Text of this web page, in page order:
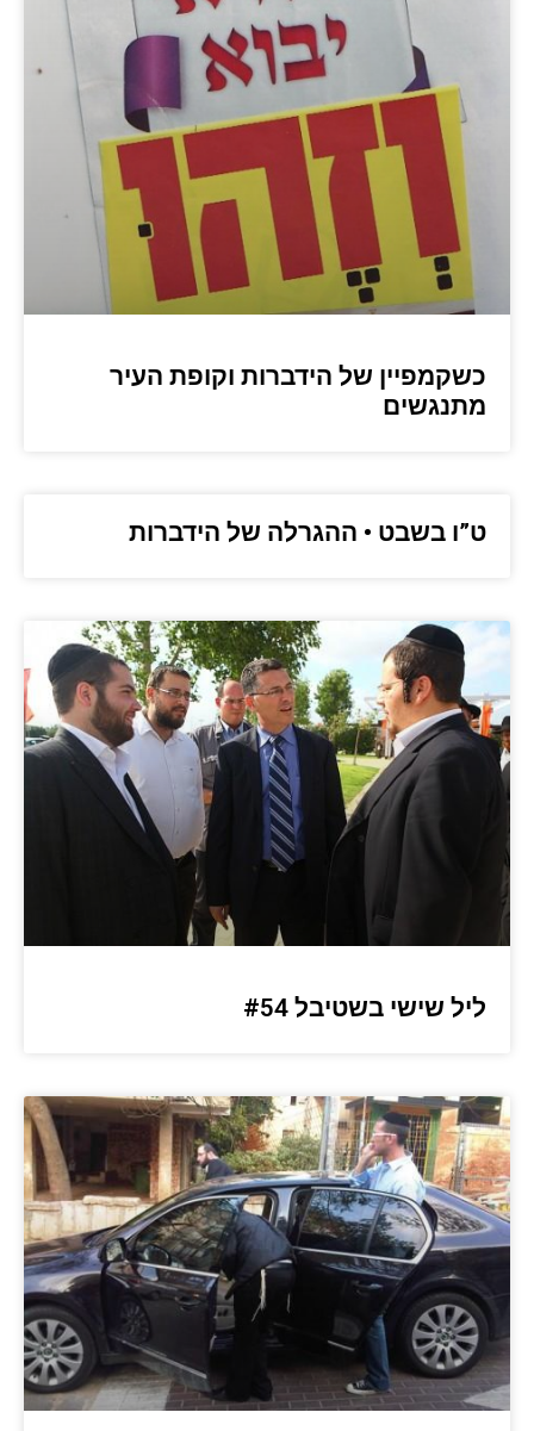
כשקמפיין של הידברות וקופת העיר
מתנגשים
ט”ו בשבט • ההגרלה של הידברות
ליל שישי בשטיבל #54